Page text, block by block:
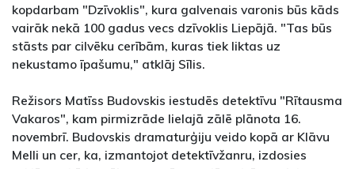
kopdarbam "Dzīvoklis", kura galvenais varonis būs kāds
vairāk nekā 100 gadus vecs dzīvoklis Liepājā. "Tas būs
stāsts par cilvēku cerībām, kuras tiek liktas uz
nekustamo īpašumu," atklāj Sīlis.
Režisors Matīss Budovskis iestudēs detektīvu "Rītausma
Vakaros", kam pirmizrāde lielajā zālē plānota 16.
novembrī. Budovskis dramaturģiju veido kopā ar Klāvu
Melli un cer, ka, izmantojot detektīvžanru, izdosies